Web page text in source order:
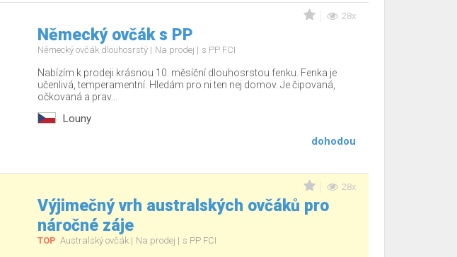
28x
Německý ovčák s PP
Německý ovčák dlouhosrstý Na prodej s PP FCI
Nabízím k prodeji krásnou 10. měsíční dlouhosrstou fenku. Fenka je
učenlivá, temperamentní. Hledám pro ni ten nej domov. Je čipovaná,
očkovaná a prav...
Louny
dohodou
28x
Výjimečný vrh australských ovčáků pro
náročné záje
TOP Australský ovčák Na prodej s PP FCI